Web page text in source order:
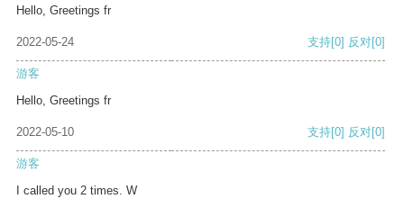
Hello, Greetings fr
2022-05-24 支持[0] 反对[0]
游客
Hello, Greetings fr
2022-05-10 支持[0] 反对[0]
游客
I called you 2 times. W